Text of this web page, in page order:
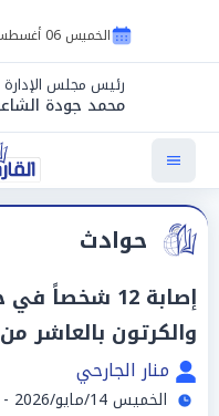
الخميس 06 أغسطس 2026
رئيس مجلس الإدارة
محمد جودة
حوادث
إصابة 12
والكرتون بالعاشر
منار الجارحي
الخميس 14/مايو/2026 - 10:33 م